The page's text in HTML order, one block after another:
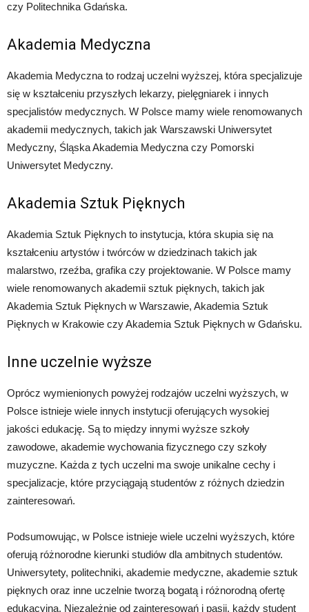
czy Politechnika Gdańska.
Akademia Medyczna
Akademia Medyczna to rodzaj uczelni wyższej, która specjalizuje
się w kształceniu przyszłych lekarzy, pielęgniarek i innych
specjalistów medycznych. W Polsce mamy wiele renomowanych
akademii medycznych, takich jak Warszawski Uniwersytet
Medyczny, Śląska Akademia Medyczna czy Pomorski
Uniwersytet Medyczny.
Akademia Sztuk Pięknych
Akademia Sztuk Pięknych to instytucja, która skupia się na
kształceniu artystów i twórców w dziedzinach takich jak
malarstwo, rzeźba, grafika czy projektowanie. W Polsce mamy
wiele renomowanych akademii sztuk pięknych, takich jak
Akademia Sztuk Pięknych w Warszawie, Akademia Sztuk
Pięknych w Krakowie czy Akademia Sztuk Pięknych w Gdańsku.
Inne uczelnie wyższe
Oprócz wymienionych powyżej rodzajów uczelni wyższych, w
Polsce istnieje wiele innych instytucji oferujących wysokiej
jakości edukację. Są to między innymi wyższe szkoły
zawodowe, akademie wychowania fizycznego czy szkoły
muzyczne. Każda z tych uczelni ma swoje unikalne cechy i
specjalizacje, które przyciągają studentów z różnych dziedzin
zainteresowań.
Podsumowując, w Polsce istnieje wiele uczelni wyższych, które
oferują różnorodne kierunki studiów dla ambitnych studentów.
Uniwersytety, politechniki, akademie medyczne, akademie sztuk
pięknych oraz inne uczelnie tworzą bogatą i różnorodną ofertę
edukacyjną. Niezależnie od zainteresowań i pasji, każdy student